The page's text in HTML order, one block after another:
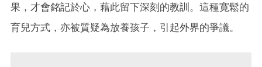
果，才會銘記於心，藉此留下深刻的教訓。這種寛鬆的
育兒方式，亦被質疑為放養孩子，引起外界的爭議。